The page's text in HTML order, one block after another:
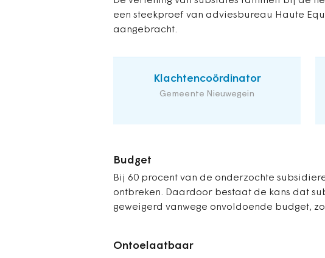
een steekproef van adviesbureau Haute
aangebracht.
Klachtencoördinator
Gemeente Nieuwegein
Budget
Bij 60 procent van de onderzochte
ontbreken. Daardoor bestaat de kans dat
geweigerd vanwege onvoldoende budget,
Ontoelaatbaar